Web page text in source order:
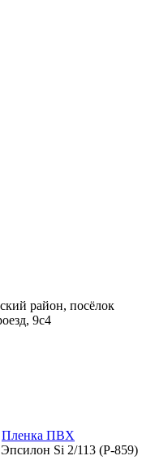
район, посёлок
9с4
Пленка ПВХ
Эпсилон Si 2/113 (Р-859)